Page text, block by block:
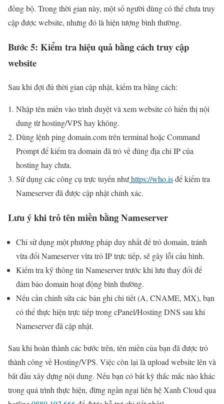
đồng bộ. Trong thời gian này, một số người dùng có thể chưa truy
cập được website, nhưng đó là hiện tượng bình thường.
Bước 5: Kiểm tra hiệu quả bằng cách truy cập
website
Sau khi đợi đủ thời gian cập nhật, kiểm tra bằng cách:
Nhập tên miền vào trình duyệt và xem website có hiển thị nội
dung từ hosting/VPS hay không.
Dùng lệnh ping domain.com trên terminal hoặc Command
Prompt để kiểm tra domain đã trỏ về đúng địa chỉ IP của
hosting hay chưa.
Sử dụng các công cụ trực tuyến nhưhttps://who.isđể kiểm tra
Nameserver đã được cập nhật chính xác.
Lưu ý khi trỏ tên miền bằng Nameserver
Chỉ sử dụng một phương pháp duy nhất để trỏ domain, tránh
vừa đổi Nameserver vừa trỏ IP trực tiếp, sẽ gây lỗi cấu hình.
Kiểm tra kỹ thông tin Nameserver trước khi lưu thay đổi để
đảm bảo domain hoạt động bình thường.
Nếu cần chỉnh sửa các bản ghi chi tiết (A, CNAME, MX), bạn
có thể thực hiện trực tiếp trong cPanel/Hosting DNS sau khi
Nameserver đã cập nhật.
Sau khi hoàn thành các bước trên, tên miền của bạn đã được trỏ
thành công về Hosting/VPS. Việc còn lại là upload website lên và
bắt đầu xây dựng nội dung. Nếu bạn có bất kỳ thắc mắc nào khác
trong quá trình thực hiện, đừng ngần ngại liên hệ Xanh Cloud qua